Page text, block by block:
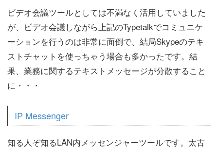
ビデオ会議ツールとしては不満なく活用していました
が、ビデオ会議しながら上記のTypetalkでコミュニケ
ーションを行うのは非常に面倒で、結局Skypeのテキ
ストチャットを使っちゃう場合も多かったです。結
果、業務に関するテキストメッセージが分散すること
に・・・
IP Messenger
知る人ぞ知るLAN内メッセンジャーツールです。太古